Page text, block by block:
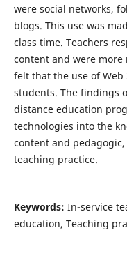
were social networks,
blogs. This use was
class time. Teachers
content and were
felt that the use of Web
students. The findings
distance education
technologies into the
content and
teaching practice.
Keywords: In-service
education, Teaching